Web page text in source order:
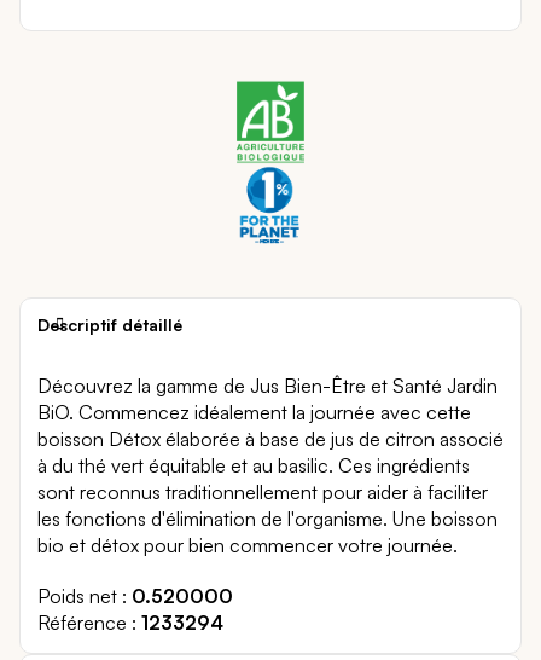
Descriptif détaillé
Découvrez la gamme de Jus Bien-Être et Santé Jardin
BiO. Commencez idéalement la journée avec cette
boisson Détox élaborée à base de jus de citron associé
à du thé vert équitable et au basilic. Ces ingrédients
sont reconnus traditionnellement pour aider à faciliter
les fonctions d'élimination de l'organisme. Une boisson
bio et détox pour bien commencer votre journée.
Poids net
0.520000
Référence
1233294